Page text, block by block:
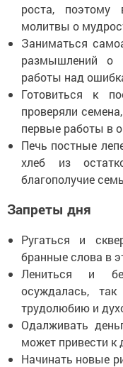
роста,
молитвы о
Заниматься
размышлений о
работы над
Готовиться к
проверяли
первые работы в
Печь постные
хлеб из
благополучие
Запреты дня
Ругаться и
бранные слова в
Лениться и
осуждалась,
трудолюбию и
Одалживать
может привести к
Начинать новые